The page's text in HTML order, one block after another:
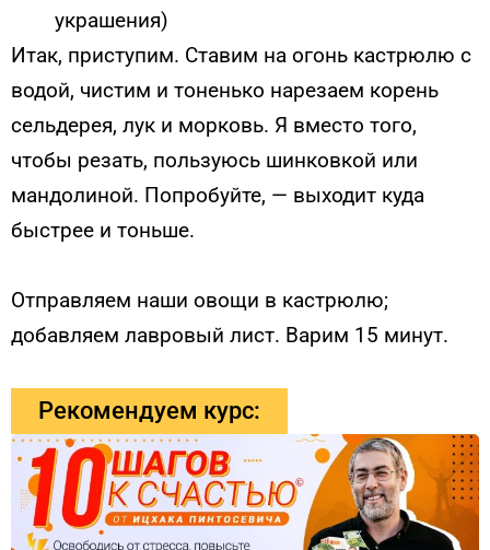
украшения)
Итак, приступим. Ставим на огонь кастрюлю с
водой, чистим и тоненько нарезаем корень
сельдерея, лук и морковь. Я вместо того,
чтобы резать, пользуюсь шинковкой или
мандолиной. Попробуйте, — выходит куда
быстрее и тоньше.
Отправляем наши овощи в кастрюлю;
добавляем лавровый лист. Варим 15 минут.
Рекомендуем курс: